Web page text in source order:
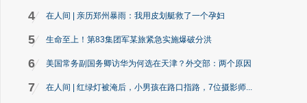
4 在人间 | 亲历郑州暴雨：我用皮划艇救了一个孕妇
5 生命至上！第83集团军某旅紧急实施爆破分洪
6 美国常务副国务卿访华为何选在天津？外交部：两个原因
7 在人间 | 红绿灯被淹后，小男孩在路口指路，7位摄影师...